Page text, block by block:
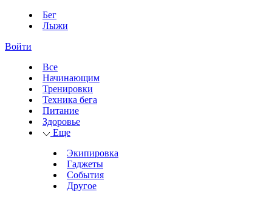
Бег
Лыжи
Войти
Все
Начинающим
Тренировки
Техника бега
Питание
Здоровье
Еще
Экипировка
Гаджеты
События
Другое